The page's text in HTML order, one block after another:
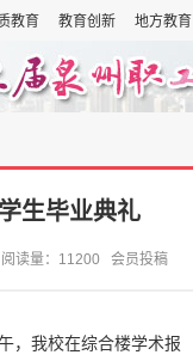
教育 教育创新 地方教育
生毕业典礼
读量：11200 会员投稿
，我校在综合楼学术报